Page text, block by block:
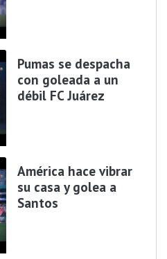
Pumas se despacha
con goleada a un
débil FC Juárez
América hace vibrar
su casa y golea a
Santos